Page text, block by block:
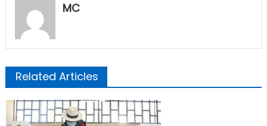
MC
Related Articles